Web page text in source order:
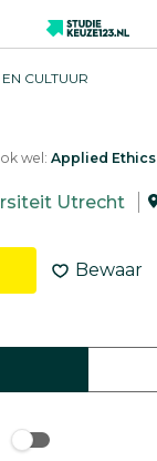
CULTUUR
wel: Applied Ethics
Utrecht
Bewaar